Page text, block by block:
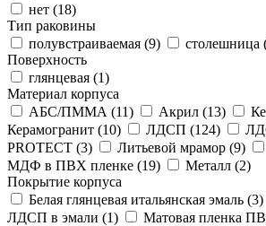
нет (18)
Тип раковины
полувстраиваемая (9) столешница
Поверхность
глянцевая (1)
Материал корпуса
АБС/ПММА (11) Акрил (13)
Керамогранит (10) ЛДСП (124)
PROTECT (3) Литьевой мрамор (9)
МДФ в ПВХ пленке (19) Металл (2)
Покрытие корпуса
Белая глянцевая итальянская эмаль (3)
ЛДСП в эмали (1) Матовая пленка